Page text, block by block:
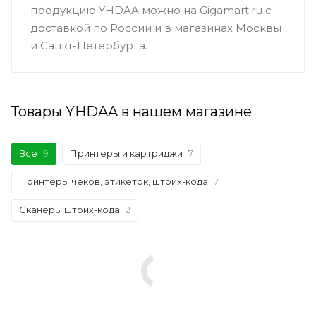
продукцию YHDAA можно на Gigamart.ru с
доставкой по России и в магазинах Москвы
и Санкт-Петербурга.
Товары YHDAA в нашем магазине
Все 9 Принтеры и картриджи 7
Принтеры чеков, этикеток, штрих-кода 7
Сканеры штрих-кода 2